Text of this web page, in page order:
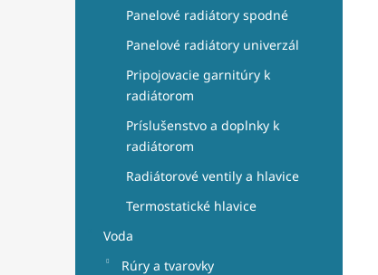
Panelové radiátory spodné
Panelové radiátory univerzál
Pripojovacie garnitúry k
radiátorom
Príslušenstvo a doplnky k
radiátorom
Radiátorové ventily a hlavice
Termostatické hlavice
Voda
Rúry a tvarovky